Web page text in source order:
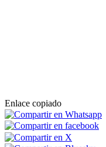
Enlace copiado